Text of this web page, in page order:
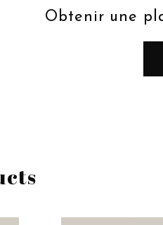
Obtenir une